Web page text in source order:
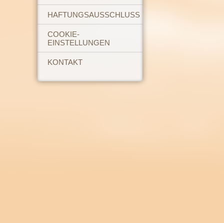
HAFTUNGSAUSSCHLUSS
COOKIE-
EINSTELLUNGEN
KONTAKT